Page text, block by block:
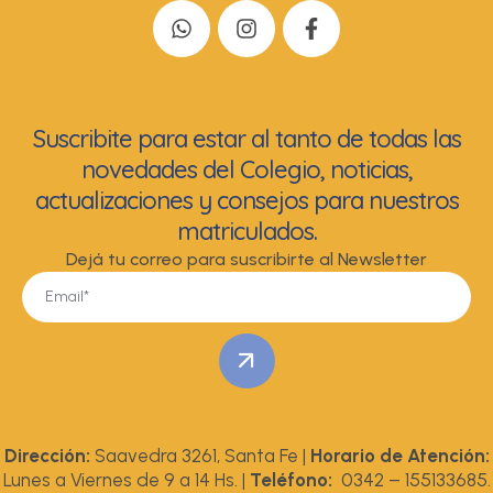
Suscribite para estar al tanto de todas las
novedades del Colegio, noticias,
actualizaciones y consejos para nuestros
matriculados.
Dejá tu correo para suscribirte al Newsletter
Dirección: Saavedra 3261, Santa Fe | Horario de Atención:
Lunes a Viernes de 9 a 14 Hs. | Teléfono: 0342 – 155133685.